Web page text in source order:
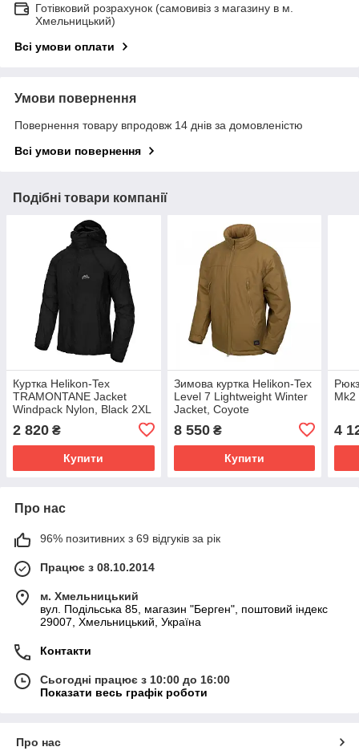
Готівковий розрахунок (самовивіз з магазину в м.
Хмельницький)
Всі умови оплати
Умови повернення
Повернення товару впродовж 14 днів за домовленістю
Всі умови повернення
Подібні товари компанії
Куртка Helikon-Tex
TRAMONTANE Jacket
Windpack Nylon, Black 2XL
2 820 ₴
Купити
Зимова куртка Helikon-Tex
Level 7 Lightweight Winter
Jacket, Coyote
8 550₴
Купити
Mk2
4
Про нас
96% позитивних з 69 відгуків за рік
Працює з 08.10.2014
м. Хмельницький
вул. Подільська 85, магазин "Берген", поштовий індекс
29007, Хмельницький, Україна
Контакти
Сьогодні працює з 10:00 до 16:00
Показати весь графік роботи
Про нас